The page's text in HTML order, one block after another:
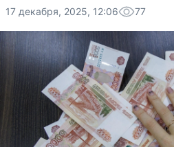
17 декабря, 2025, 12:06 77